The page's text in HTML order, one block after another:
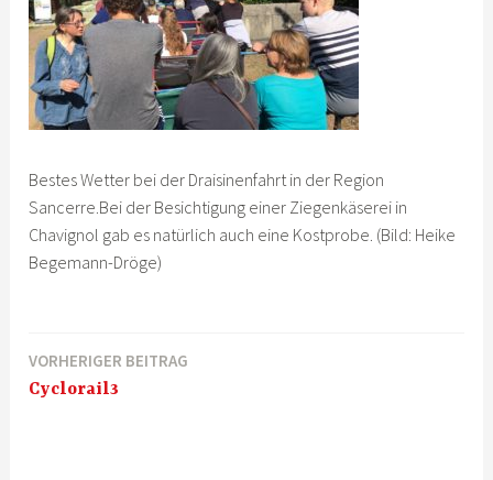
Bestes Wetter bei der Draisinenfahrt in der Region
Sancerre.Bei der Besichtigung einer Ziegenkäserei in
Chavignol gab es natürlich auch eine Kostprobe. (Bild: Heike
Begemann-Dröge)
Beitragsnavigation
VORHERIGER BEITRAG
Cyclorail3